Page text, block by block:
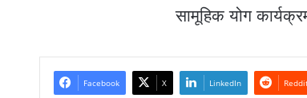
सामूहिक योग
Facebook X LinkedIn